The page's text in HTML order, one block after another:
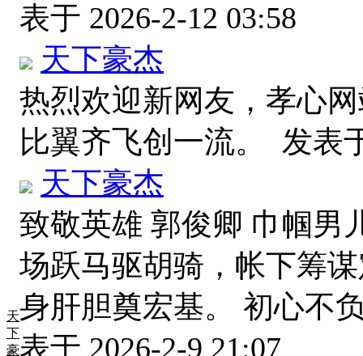
天
下
豪
表于 2026-2-12 03:58
天下豪杰
热烈欢迎新网友，孝心
比翼齐飞创一流。 发表
天下豪杰
致敬英雄 郭俊卿 巾帼男
场跃马驱胡骑，帐下筹
身肝胆奠宏基。 初心不
表于 2026-2-9 21:07